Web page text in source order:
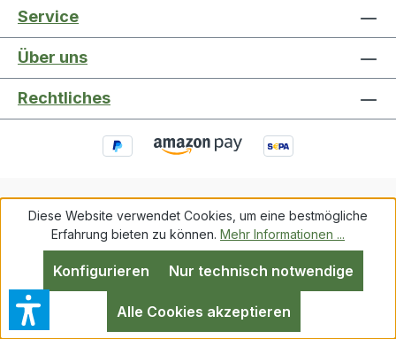
Service
Über uns
Rechtliches
Service Über uns Rechtliches
Alle Preise inkl. gesetzl. Mehrwertsteuer zzgl.
Versandkostenund ggf. Nachnahmegebühren, wenn
nicht anders angegeben.
Diese Website verwendet Cookies, um eine bestmögliche
Erfahrung bieten zu können. Mehr Informationen ...
Nur technisch notwendige
Konfigurieren
Alle Cookies akzeptieren